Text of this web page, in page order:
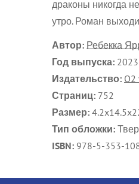
драконы никогда
утро. Роман
Автор: Ребекка
Год выпуска: 2023
Издательство: O2
Страниц: 752
Размер:
Тип обложки:
ISBN: 978-5-353-